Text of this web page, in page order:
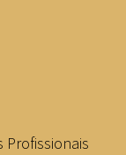
Profissionais